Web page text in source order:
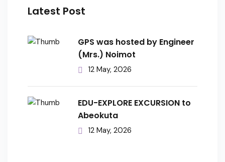
Latest Post
GPS was hosted by Engineer
(Mrs.) Noimot
12 May, 2026
EDU-EXPLORE EXCURSION to
Abeokuta
12 May, 2026